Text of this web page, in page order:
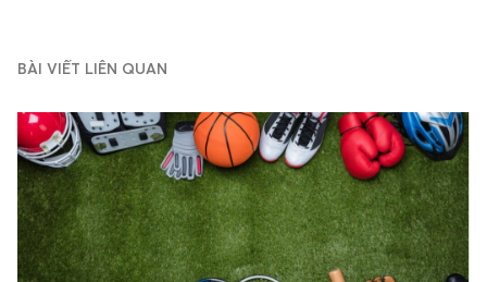
BÀI VIẾT LIÊN QUAN